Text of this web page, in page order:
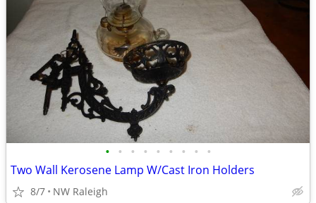
• • • • • • • • •
Two Wall Kerosene Lamp W/Cast Iron Holders
8/7 NW Raleigh